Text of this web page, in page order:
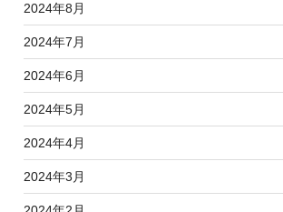
2024年8月
2024年7月
2024年6月
2024年5月
2024年4月
2024年3月